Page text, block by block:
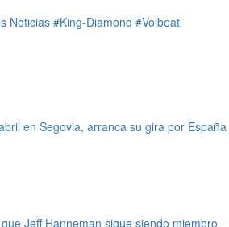
Noticias #King-Diamond #Volbeat
en Segovia, arranca su gira por España
Jeff Hanneman sigue siendo miembro